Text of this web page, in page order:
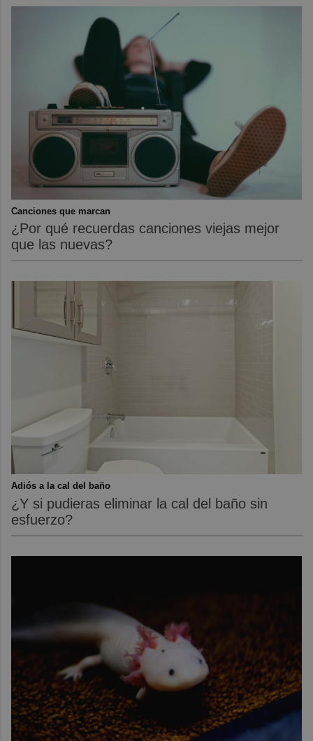
Canciones que marcan
¿Por qué recuerdas canciones viejas mejor
que las nuevas?
Adiós a la cal del baño
¿Y si pudieras eliminar la cal del baño sin
esfuerzo?